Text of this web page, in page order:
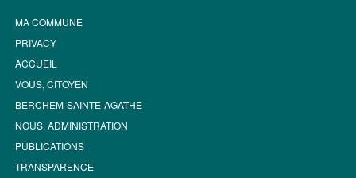
MA COMMUNE
PRIVACY
ACCUEIL
VOUS, CITOYEN
BERCHEM-SAINTE-AGATHE
NOUS, ADMINISTRATION
PUBLICATIONS
TRANSPARENCE